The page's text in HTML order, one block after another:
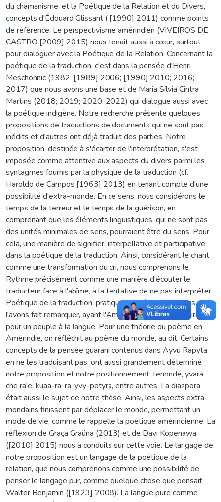
du chamanisme, et la Poétique de la Relation et du Divers,
concepts d'Édouard Glissant ( [1990] 2011) comme points
de référence. Le perspectivisme amérindien (VIVEIROS DE
CASTRO [2009] 2015) nous tenait aussi à cœur, surtout
pour dialoguer avec la Poétique de la Relation. Concernant la
poétique de la traduction, c'est dans la pensée d'Henri
Meschonnic (1982; [1989] 2006; [1990] 2010; 2016;
2017) que nous avons une base et de Maria Sílvia Cintra
Martins (2018; 2019; 2020; 2022) qui dialogue aussi avec
la poétique indigène. Notre recherche présente quelques
propositions de traductions de documents qui ne sont pas
inédits et d'autres ont déjà traduit des parties. Notre
proposition, destinée à s'écarter de l'interprétation, s'est
imposée comme attentive aux aspects du divers parmi les
syntagmes fournis par la physique de la traduction (cf.
Haroldo de Campos [1963] 2013) en tenant compte d'une
possibilité d'extra-monde. En ce sens, nous considérons le
temps de la terreur et le temps de la guérison, en
comprenant que les éléments linguistiques, qui ne sont pas
des unités minimales de sens, pourraient être du sens. Pour
cela, une manière de signifier, interpellative et participative
dans la poétique de la traduction. Ainsi, considérant le chant
comme une transformation du cri, nous comprenons le
Rythme précisément comme une manière d'écouter le
traducteur face à l'abîme, à la tentative de ne pas interpréter.
Poétique de la traduction, pratique et théorisation, nous
l'avons fait remarquer, ayant l'Amérindie comme territoire
pour un peuple à la langue. Pour une théorie du poème en
Amérindie, on réfléchit au poème du monde, au dit. Certains
concepts de la pensée guarani contenus dans Ayvu Rapyta,
en ne les traduisant pas, ont aussi grandement déterminé
notre proposition et notre positionnement: tenondé, yvará,
che ra'e, kuaa-ra-ra, yvy-potyra, entre autres. La diaspora
était aussi le sujet de notre thèse. Ainsi, les aspects extra-
mondains finissent par déplacer le monde, permettant un
mode de vie, comme le rappelle la poétique amérindienne. La
réflexion de Graça Graúna (2013) et de Davi Kopenawa
([2010] 2015) nous a conduits sur cette voie. Le langage de
notre proposition est un langage de la poétique de la
relation, que nous comprenons comme une possibilité de
penser le langage pur, comme quelque chose que pensait
Walter Benjamin ([1923] 2008). La langue pure comme